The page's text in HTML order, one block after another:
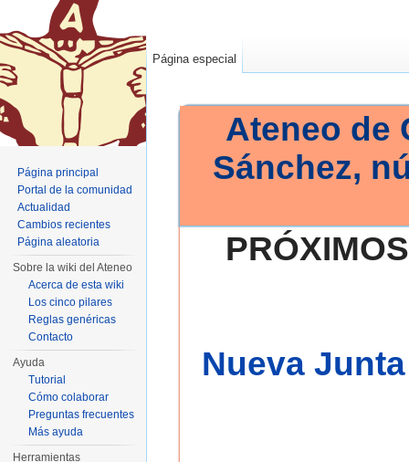
Ateneo de
Sánchez,
Nueva
Página especial
Página principal
Portal de la comunidad
Actualidad
Cambios recientes
Página aleatoria
Sobre la wiki del Ateneo
Acerca de esta wiki
Los cinco pilares
Reglas genéricas
Contacto
Ayuda
Tutorial
Cómo colaborar
Preguntas frecuentes
Más ayuda
Herramientas